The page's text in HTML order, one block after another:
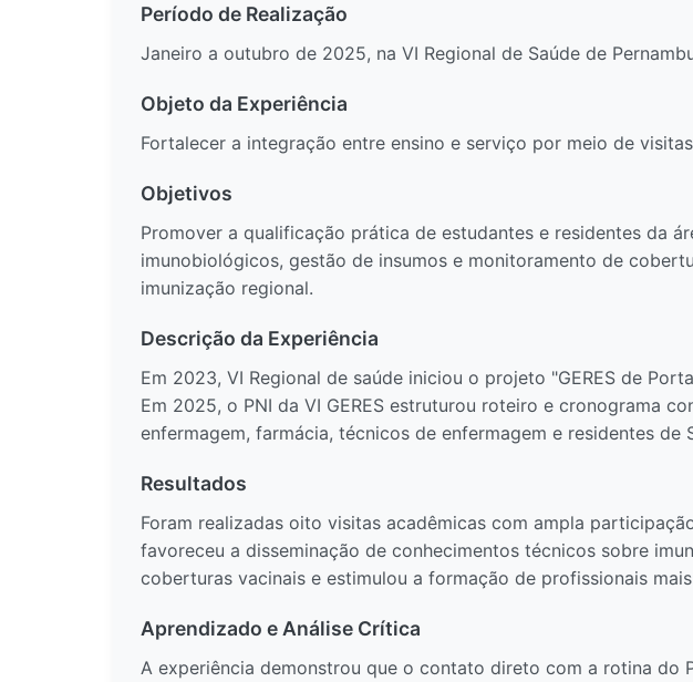
Período de Realização
Janeiro a outubro de 2025, na VI Regional de Saúde de
Objeto da Experiência
Fortalecer a integração entre ensino e serviço por meio de
Objetivos
Promover a qualificação prática de estudantes e residentes da
imunobiológicos, gestão de insumos e monitoramento de
imunização regional.
Descrição da Experiência
Em 2023, VI Regional de saúde iniciou o projeto "GERES de
Em 2025, o PNI da VI GERES estruturou roteiro e cronograma
enfermagem, farmácia, técnicos de enfermagem e residentes
Resultados
Foram realizadas oito visitas acadêmicas com ampla
favoreceu a disseminação de conhecimentos técnicos sobre
coberturas vacinais e estimulou a formação de profissionais
Aprendizado e Análise Crítica
A experiência demonstrou que o contato direto com a rotina